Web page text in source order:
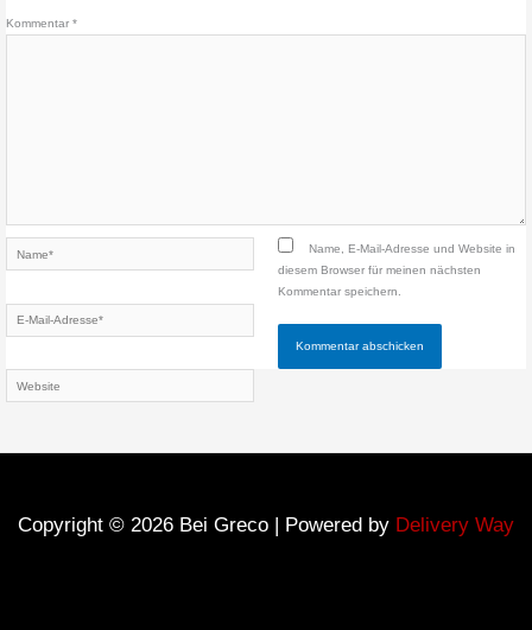
Kommentar*
Mail-
Name, E-Mail-Adresse und Website in
diesem Browser für meinen nächsten
Kommentar speichern.
Copyright © 2026 Bei Greco | Powered by Delivery Way